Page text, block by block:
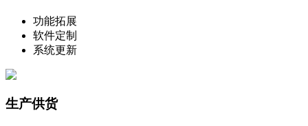
功能拓展
软件定制
系统更新
生产供货